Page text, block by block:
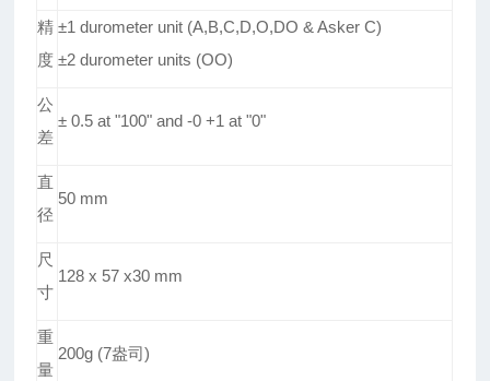
精
度
±1 durometer unit (A,B,C,D,O,DO & Asker C)
±2 durometer units (OO)
公
差
± 0.5 at "100" and -0 +1 at "0"
直
径
50 mm
尺
寸
128 x 57 x30 mm
重
量
200g (7盎司)